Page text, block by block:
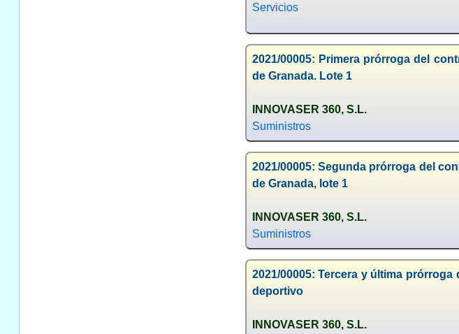
Servicios
2021/00005: Primera prórroga del
de Granada. Lote 1
INNOVASER 360, S.L.
Suministros
2021/00005: Segunda prórroga del
de Granada, lote 1
INNOVASER 360, S.L.
Suministros
2021/00005: Tercera y última
deportivo
INNOVASER 360, S.L.